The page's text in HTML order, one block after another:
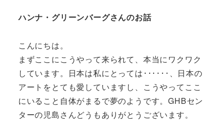
ハンナ・グリーンバーグさんのお話
こんにちは。
まずここにこうやって来られて、本当にワクワク
しています。日本は私にとっては･･････、日本の
アートをとても愛していますし、こうやってここ
にいること自体がまるで夢のようです。GHBセン
ターの児島さんどうもありがとうございます。